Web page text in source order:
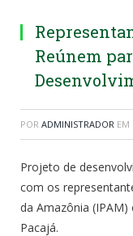
Reúnem
POR ADMINISTRADOR EM
Projeto de
com os
da Amazônia
Pacajá.